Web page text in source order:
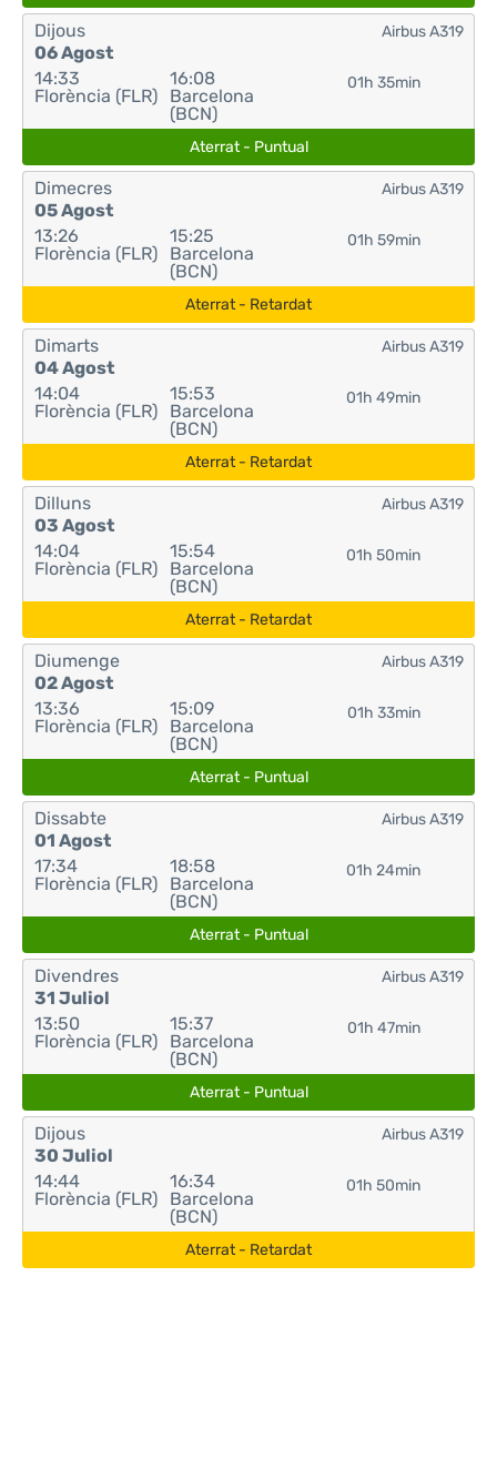
Dijous
06 Agost
14:33
Florència (FLR)
16:08
Barcelona
(BCN)
01h 35min
Airbus A319
Aterrat - Puntual
Dimecres
05 Agost
13:26
Florència (FLR)
15:25
Barcelona
(BCN)
01h 59min
Airbus A319
Aterrat - Retardat
Dimarts
04 Agost
14:04
Florència (FLR)
15:53
Barcelona
(BCN)
01h 49min
Airbus A319
Aterrat - Retardat
Dilluns
03 Agost
14:04
Florència (FLR)
15:54
Barcelona
(BCN)
01h 50min
Airbus A319
Aterrat - Retardat
Diumenge
02 Agost
13:36
Florència (FLR)
15:09
Barcelona
(BCN)
01h 33min
Airbus A319
Aterrat - Puntual
Dissabte
01 Agost
17:34
Florència (FLR)
18:58
Barcelona
(BCN)
01h 24min
Airbus A319
Aterrat - Puntual
Divendres
31 Juliol
13:50
Florència (FLR)
15:37
Barcelona
(BCN)
01h 47min
Airbus A319
Aterrat - Puntual
Dijous
30 Juliol
14:44
Florència (FLR)
16:34
Barcelona
(BCN)
01h 50min
Airbus A319
Aterrat - Retardat